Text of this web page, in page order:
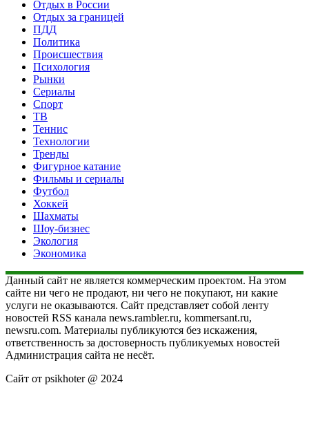
Отдых в России
Отдых за границей
ПДД
Политика
Происшествия
Психология
Рынки
Сериалы
Спорт
ТВ
Теннис
Технологии
Тренды
Фигурное катание
Фильмы и сериалы
Футбол
Хоккей
Шахматы
Шоу-бизнес
Экология
Экономика
Данный сайт не является коммерческим проектом. На этом
сайте ни чего не продают, ни чего не покупают, ни какие
услуги не оказываются. Сайт представляет собой ленту
новостей RSS канала news.rambler.ru, kommersant.ru,
newsru.com. Материалы публикуются без искажения,
ответственность за достоверность публикуемых новостей
Администрация сайта не несёт.
Сайт от psikhoter @ 2024